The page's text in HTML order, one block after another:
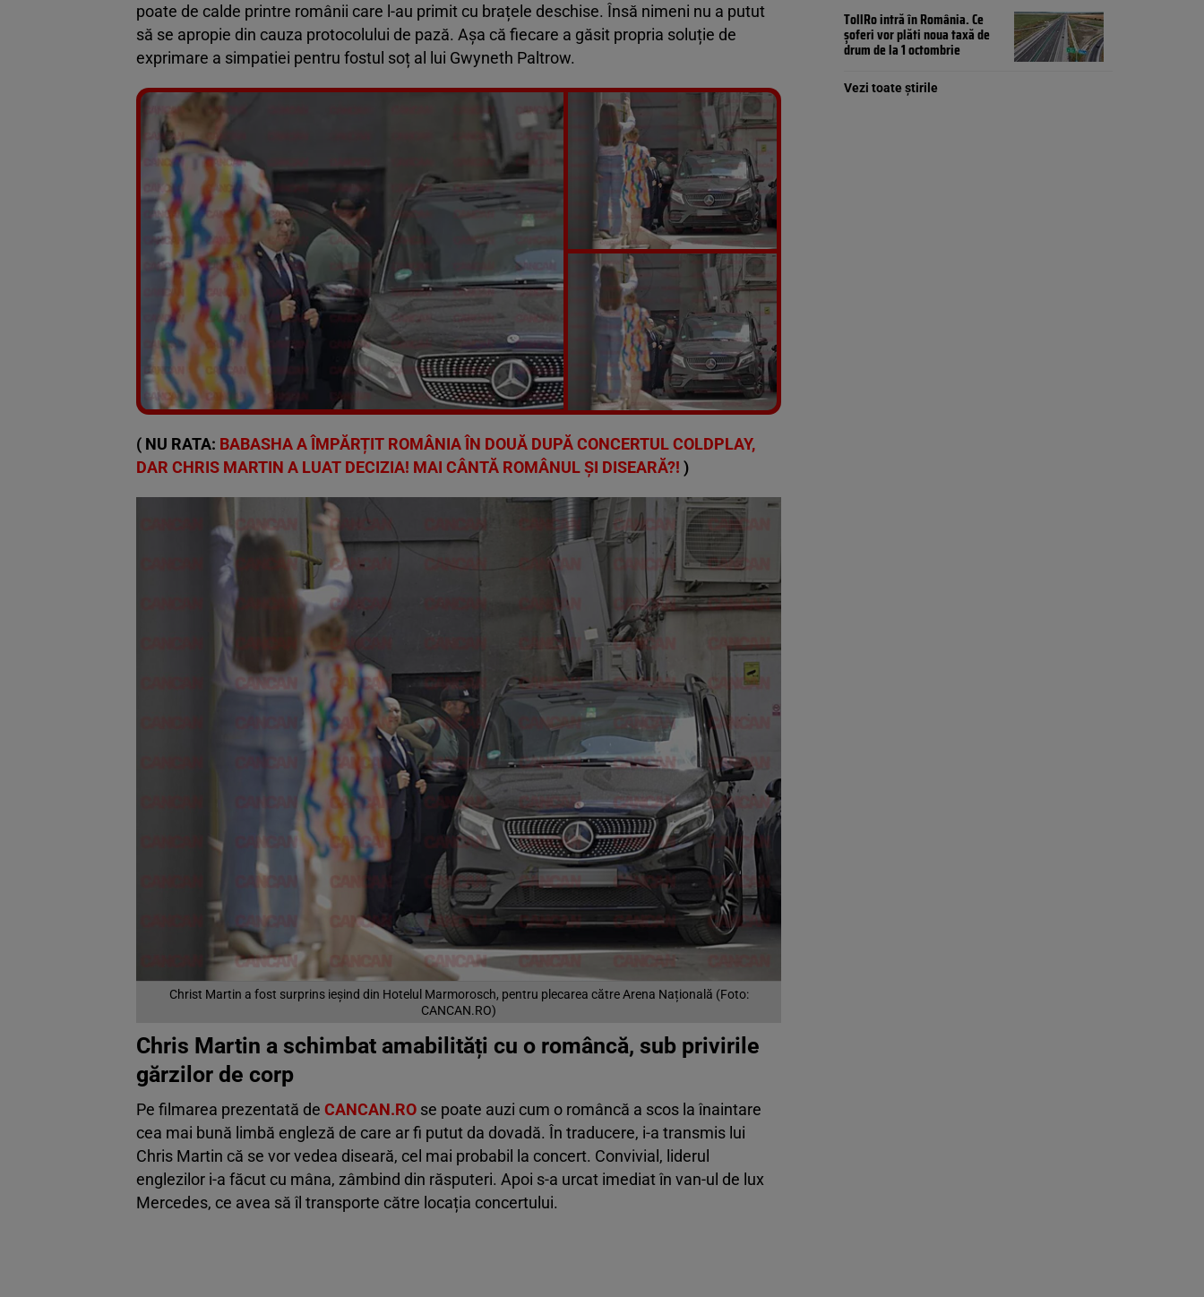
poate de calde printre românii care l-au primit cu brațele deschise. Însă nimeni nu a putut
să se apropie din cauza protocolului de pază. Așa că fiecare a găsit propria soluție de
exprimare a simpatiei pentru fostul soț al lui Gwyneth Paltrow.
Vezi galeria foto
7 poze
( NU RATA: BABASHA A ÎMPĂRȚIT ROMÂNIA ÎN DOUĂ DUPĂ CONCERTUL COLDPLAY,
DAR CHRIS MARTIN A LUAT DECIZIA! MAI CÂNTĂ ROMÂNUL ȘI DISEARĂ?! )
Christ Martin a fost surprins ieșind din Hotelul Marmorosch, pentru plecarea către Arena Națională (Foto:
CANCAN.RO)
Chris Martin a schimbat amabilități cu o româncă, sub privirile
gărzilor de corp
Pe filmarea prezentată de CANCAN.RO se poate auzi cum o româncă a scos la înaintare
cea mai bună limbă engleză de care ar fi putut da dovadă. În traducere, i-a transmis lui
Chris Martin că se vor vedea diseară, cel mai probabil la concert. Convivial, liderul
englezilor i-a făcut cu mâna, zâmbind din răsputeri. Apoi s-a urcat imediat în van-ul de lux
Mercedes, ce avea să îl transporte către locația concertului.
TollRo intră în România. Ce
șoferi vor plăti noua taxă de
drum de la 1 octombrie
Vezi toate știrile